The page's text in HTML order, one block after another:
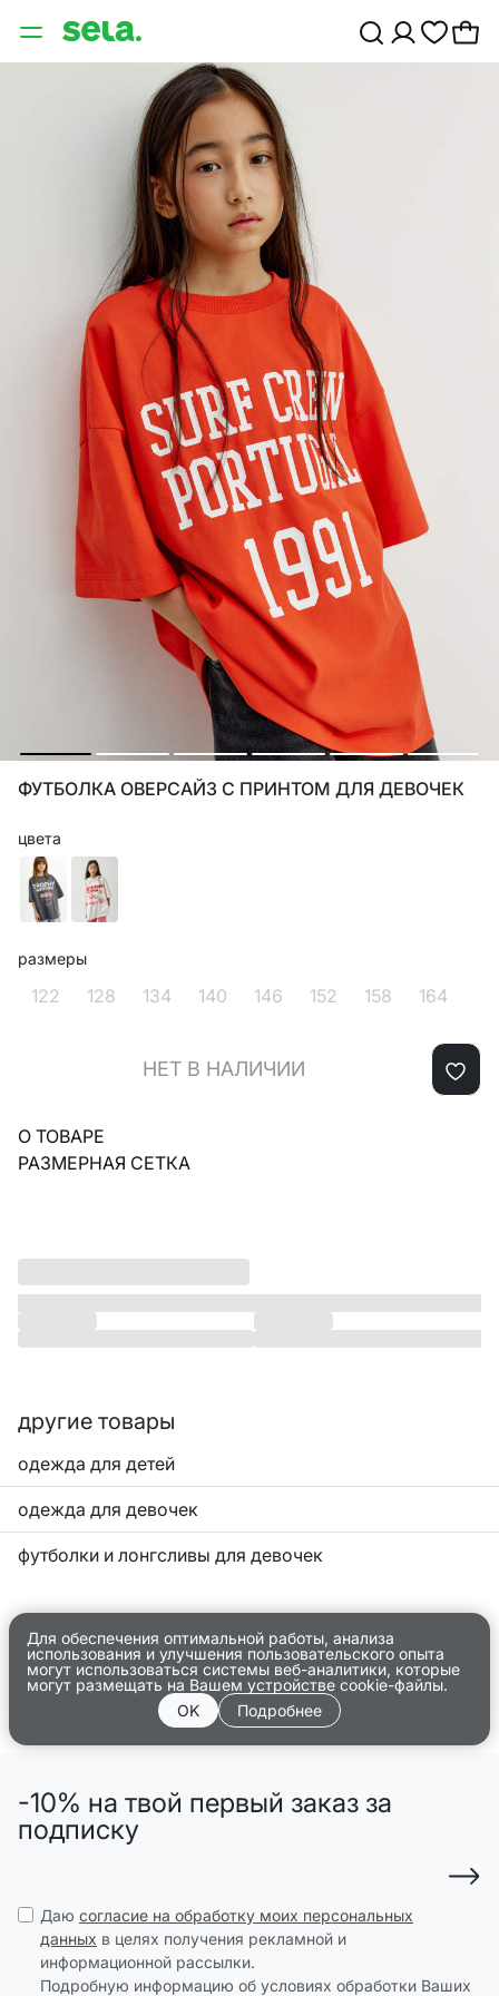
ФУТБОЛКА ОВЕРСАЙЗ С ПРИНТОМ ДЛЯ ДЕВОЧЕК
цвета
размеры
122 128 134 140 146 152 158 164
НЕТ В НАЛИЧИИ
О ТОВАРЕ
РАЗМЕРНАЯ СЕТКА
другие товары
одежда для детей
одежда для девочек
футболки и лонгсливы для девочек
Для обеспечения оптимальной работы, анализа
использования и улучшения пользовательского опыта
могут использоваться системы веб-аналитики, которые
могут размещать на Вашем устройстве cookie-файлы.
OK
Подробнее
-10% на твой первый заказ за
подписку
Даю согласие на обработку моих персональных
данных в целях получения рекламной и
информационной рассылки.
Подробную информацию об условиях обработки Ваших